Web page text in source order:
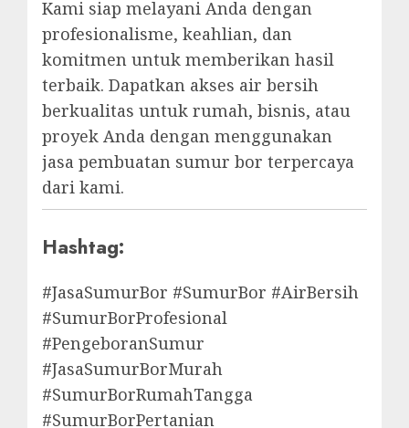
Kami siap melayani Anda dengan
profesionalisme, keahlian, dan
komitmen untuk memberikan hasil
terbaik. Dapatkan akses air bersih
berkualitas untuk rumah, bisnis, atau
proyek Anda dengan menggunakan
jasa pembuatan sumur bor terpercaya
dari kami.
Hashtag:
#JasaSumurBor #SumurBor #AirBersih
#SumurBorProfesional
#PengeboranSumur
#JasaSumurBorMurah
#SumurBorRumahTangga
#SumurBorPertanian